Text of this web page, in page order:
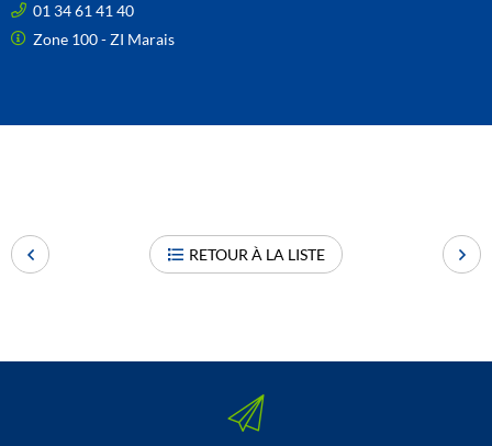
01 34 61 41 40
Zone 100 - ZI Marais
RETOUR À LA LISTE